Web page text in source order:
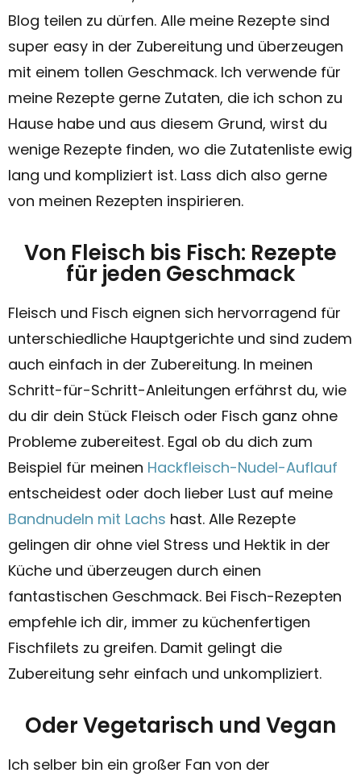
Blog teilen zu dürfen. Alle meine Rezepte sind
super easy in der Zubereitung und überzeugen
mit einem tollen Geschmack. Ich verwende für
meine Rezepte gerne Zutaten, die ich schon zu
Hause habe und aus diesem Grund, wirst du
wenige Rezepte finden, wo die Zutatenliste ewig
lang und kompliziert ist. Lass dich also gerne
von meinen Rezepten inspirieren.
Von Fleisch bis Fisch: Rezepte
für jeden Geschmack
Fleisch und Fisch eignen sich hervorragend für
unterschiedliche Hauptgerichte und sind zudem
auch einfach in der Zubereitung. In meinen
Schritt-für-Schritt-Anleitungen erfährst du, wie
du dir dein Stück Fleisch oder Fisch ganz ohne
Probleme zubereitest. Egal ob du dich zum
Beispiel für meinen Hackfleisch-Nudel-Auflauf
entscheidest oder doch lieber Lust auf meine
Bandnudeln mit Lachs hast. Alle Rezepte
gelingen dir ohne viel Stress und Hektik in der
Küche und überzeugen durch einen
fantastischen Geschmack. Bei Fisch-Rezepten
empfehle ich dir, immer zu küchenfertigen
Fischfilets zu greifen. Damit gelingt die
Zubereitung sehr einfach und unkompliziert.
Oder Vegetarisch und Vegan
Ich selber bin ein großer Fan von der